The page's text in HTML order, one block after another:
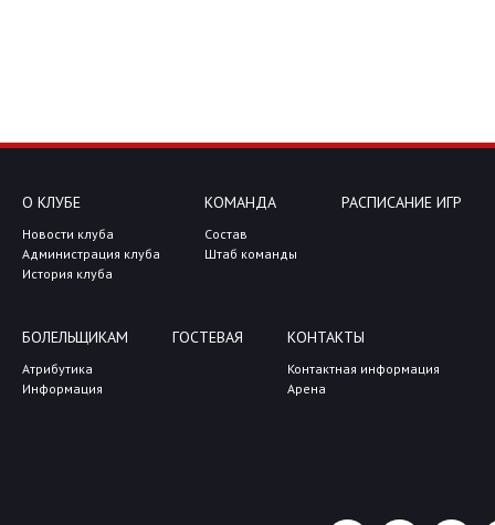
О КЛУБЕ
Новости клуба
Администрация клуба
История клуба
КОМАНДА
Состав
Штаб команды
РАСПИСАНИЕ ИГР
БОЛЕЛЬЩИКАМ
Атрибутика
Информация
ГОСТЕВАЯ КОНТАКТЫ
Контактная информация
Арена